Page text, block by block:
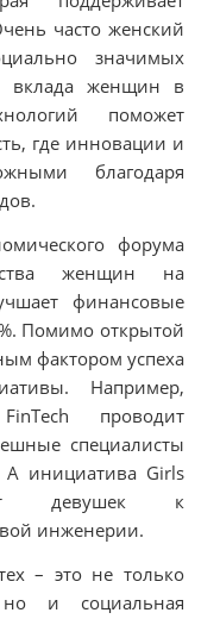
часто женский
значимых
вклада женщин в
поможет
где инновации и
благодаря
форума
женщин на
финансовые
Помимо открытой
фактором успеха
Например,
проводит
специалисты
А инициатива Girls
девушек к
инженерии.
– это не только
и социальная